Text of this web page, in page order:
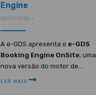
Engine
29/07/2026 •
A e-GDS apresenta o e-GDS
Booking Engine OnSite, uma
nova versão do motor de...
LER MAIS